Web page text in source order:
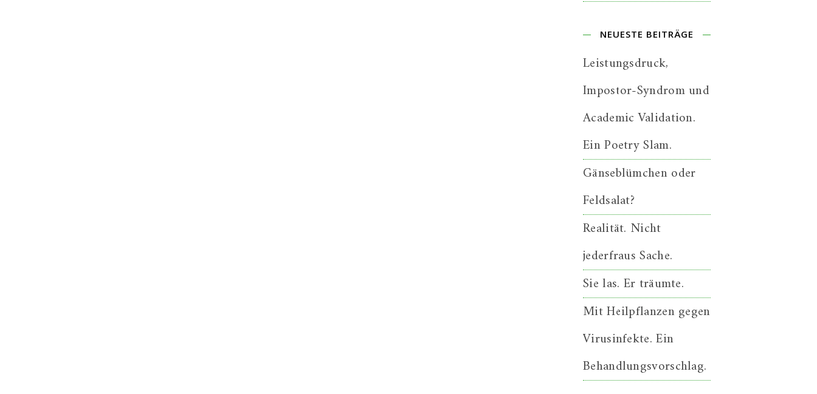
NEUESTE BEITRÄGE
Leistungsdruck,
Impostor-Syndrom und
Academic Validation.
Ein Poetry Slam.
Gänseblümchen oder
Feldsalat?
Realität. Nicht
jederfraus Sache.
Sie las. Er träumte.
Mit Heilpflanzen gegen
Virusinfekte. Ein
Behandlungsvorschlag.